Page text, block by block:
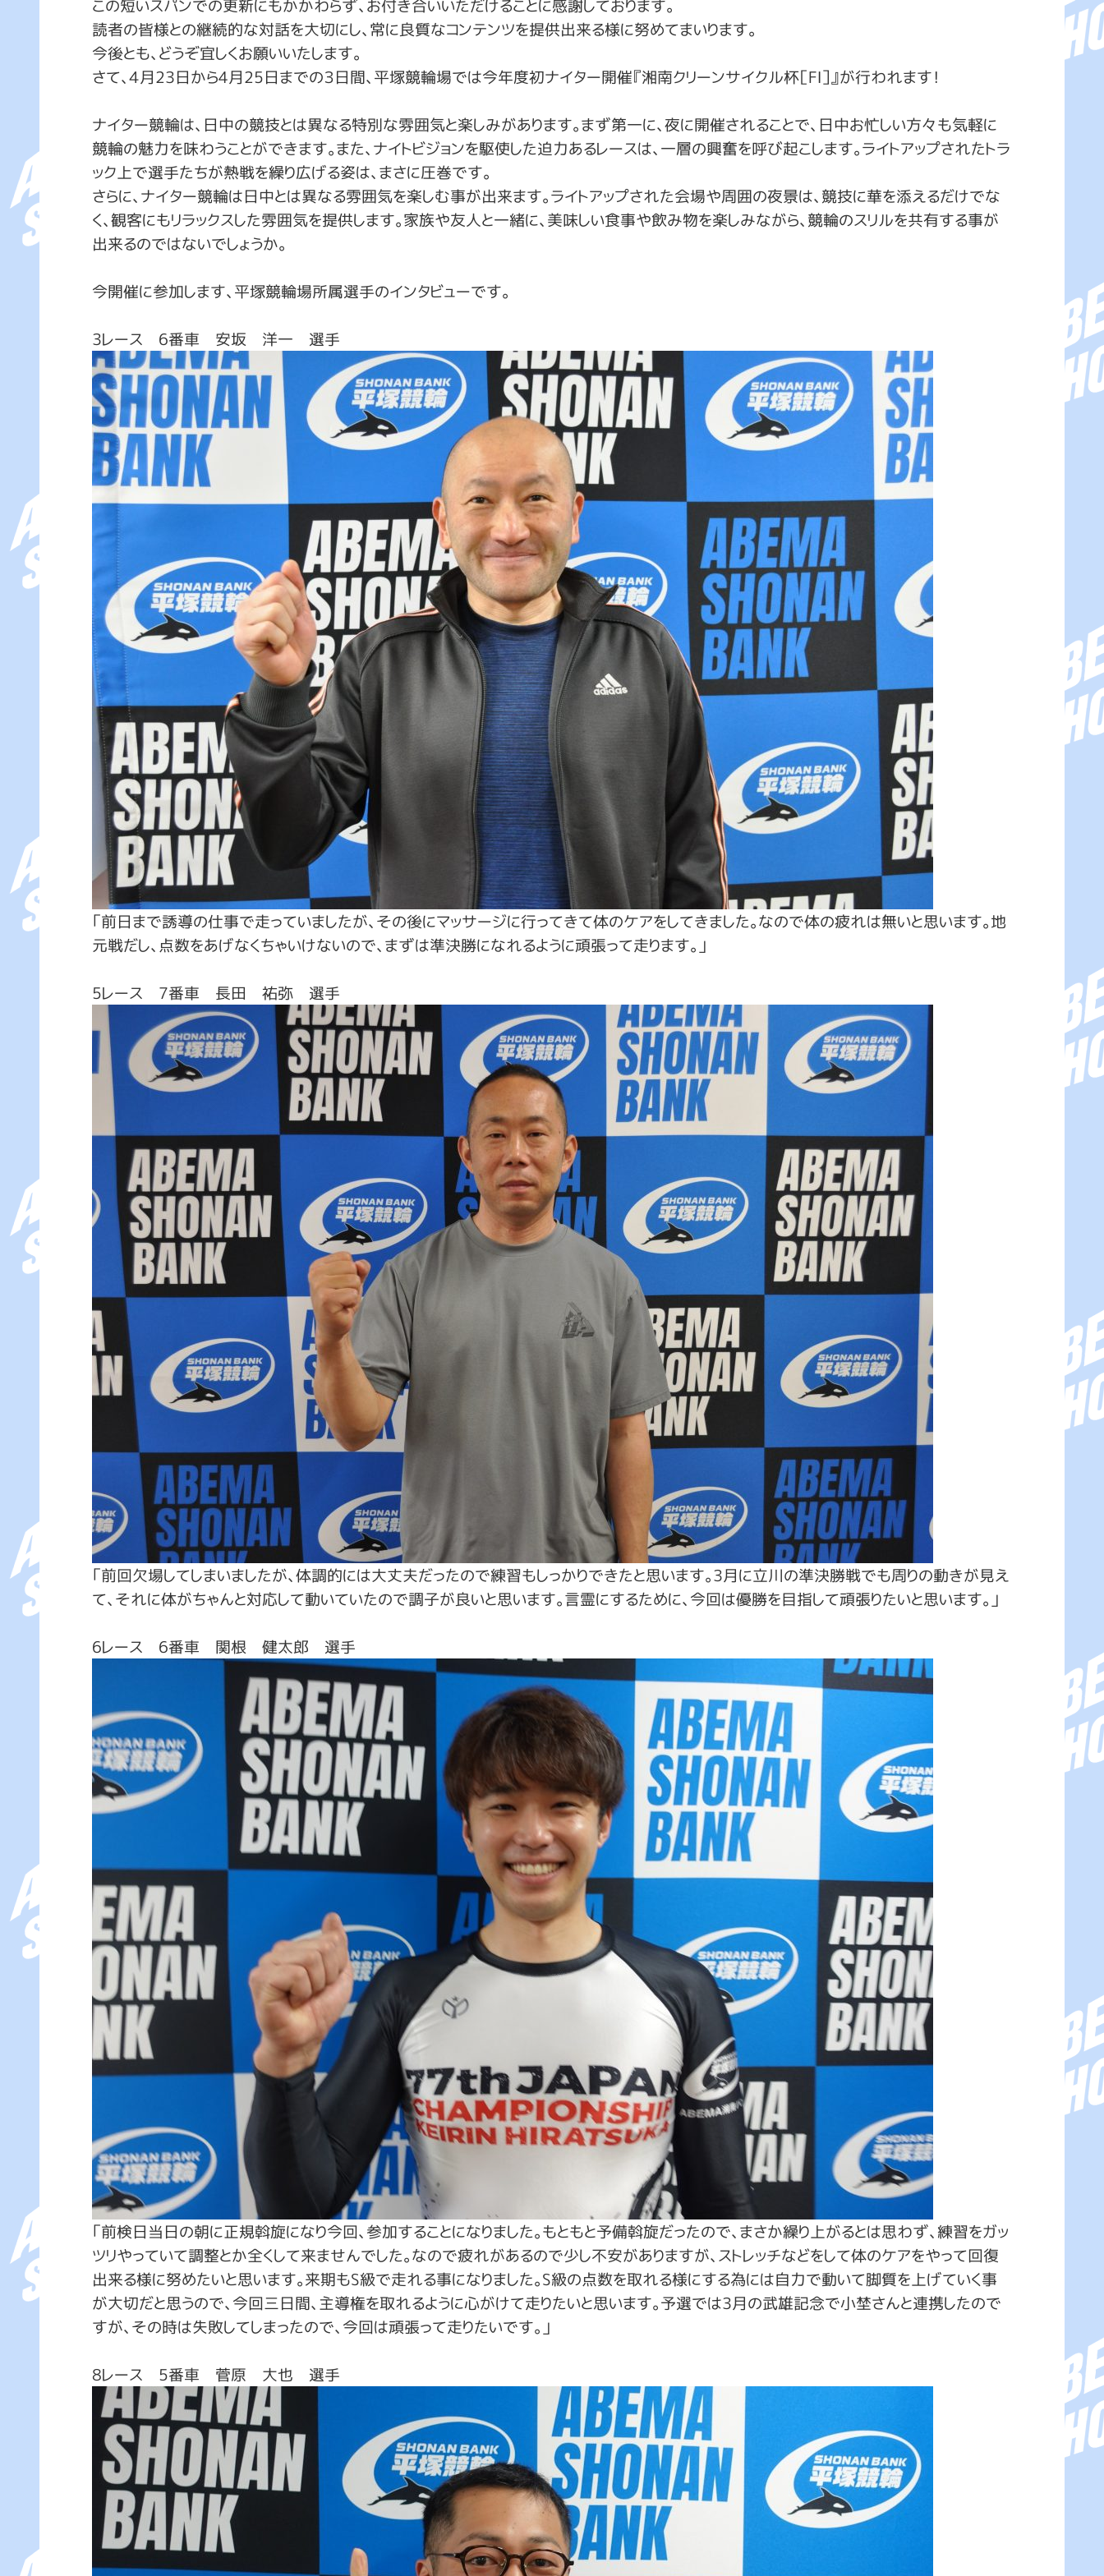
この短いスパンでの更新にもかかわらず、お付き合いいただけることに感謝しております。
読者の皆様との継続的な対話を大切にし、常に良質なコンテンツを提供出来る様に努めてまいります。
今後とも、どうぞ宜しくお願いいたします。
さて、４月23日から4月25日までの３日間、平塚競輪場では今年度初ナイター開催『湘南クリーンサイクル杯［FⅠ］』が行われます！
ナイター競輪は、日中の競技とは異なる特別な雰囲気と楽しみがあります。まず第一に、夜に開催されることで、日中お忙しい方々も気軽に
競輪の魅力を味わうことができます。また、ナイトビジョンを駆使した迫力あるレースは、一層の興奮を呼び起こします。ライトアップされたトラ
ック上で選手たちが熱戦を繰り広げる姿は、まさに圧巻です。
さらに、ナイター競輪は日中とは異なる雰囲気を楽しむ事が出来ます。ライトアップされた会場や周囲の夜景は、競技に華を添えるだけでな
く、観客にもリラックスした雰囲気を提供します。家族や友人と一緒に、美味しい食事や飲み物を楽しみながら、競輪のスリルを共有する事が
出来るのではないでしょうか。
今開催に参加します、平塚競輪場所属選手のインタビューです。
3レース 6番車 安坂 洋一 選手
「前日まで誘導の仕事で走っていましたが、その後にマッサージに行ってきて体のケアをしてきました。なので体の疲れは無いと思います。地
元戦だし、点数をあげなくちゃいけないので、まずは準決勝になれるように頑張って走ります。」
5レース 7番車 長田 祐弥 選手
「前回欠場してしまいましたが、体調的には大丈夫だったので練習もしっかりできたと思います。3月に立川の準決勝戦でも周りの動きが見え
て、それに体がちゃんと対応して動いていたので調子が良いと思います。言霊にするために、今回は優勝を目指して頑張りたいと思います。」
6レース 6番車 関根 健太郎 選手
「前検日当日の朝に正規斡旋になり今回、参加することになりました。もともと予備斡旋だったので、まさか繰り上がるとは思わず、練習をガッ
ツリやっていて調整とか全くして来ませんでした。なので疲れがあるので少し不安がありますが、ストレッチなどをして体のケアをやって回復
出来る様に努めたいと思います。来期もS級で走れる事になりました。S級の点数を取れる様にする為には自力で動いて脚質を上げていく事
が大切だと思うので、今回三日間、主導権を取れるように心がけて走りたいと思います。予選では3月の武雄記念で小埜さんと連携したので
すが、その時は失敗してしまったので、今回は頑張って走りたいです。」
8レース 5番車 菅原 大也 選手